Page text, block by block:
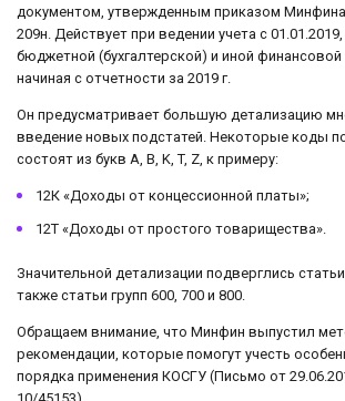
документом, утвержденным приказом
209н. Действует при ведении учета с
бюджетной (бухгалтерской) и иной финансовой
начиная с отчетности за 2019 г.
Он предусматривает большую детализацию
введение новых подстатей. Некоторые коды
состоят из букв A, B, K, T, Z, к примеру:
12К «Доходы от концессионной платы»;
12T «Доходы от простого товарищества».
Значительной детализации подверглись статьи
также статьи групп 600, 700 и 800.
Обращаем внимание, что Минфин выпустил
рекомендации, которые помогут учесть
порядка применения КОСГУ (Письмо от